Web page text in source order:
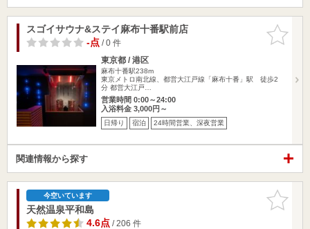
お気に入
りに追加
スゴイサウナ&ステイ麻布十番駅前店
-点/ 0 件
東京都 / 港区
麻布十番駅238m
東京メトロ南北線、都営大江戸線「麻布十番」駅 徒歩2
分 都営大江戸…
営業時間 0:00～24:00
入浴料金 3,000円～
日帰り 宿泊 24時間営業、深夜営業
関連情報から探す
お気に入
りに追加
今空いています
天然温泉平和島
4.6点/ 206 件